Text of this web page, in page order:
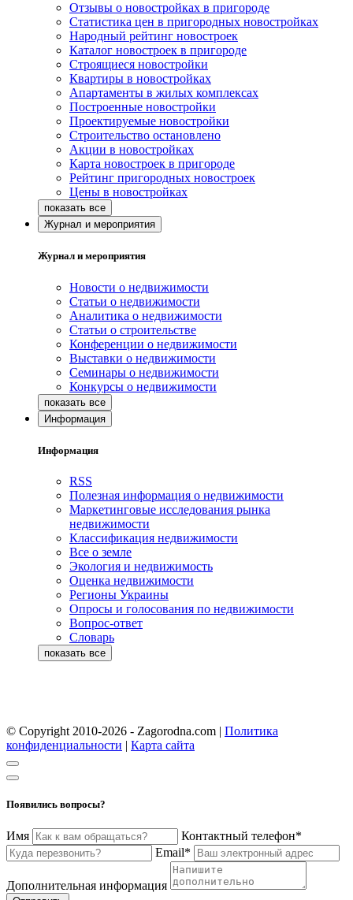
Отзывы о новостройках в пригороде
Статистика цен в пригородных новостройках
Народный рейтинг новостроек
Каталог новостроек в пригороде
Строящиеся новостройки
Квартиры в новостройках
Апартаменты в жилых комплексах
Построенные новостройки
Проектируемые новостройки
Строительство остановлено
Акции в новостройках
Карта новостроек в пригороде
Рейтинг пригородных новостроек
Цены в новостройках
Журнал и мероприятия
Журнал и мероприятия
Новости о недвижимости
Статьи о недвижимости
Аналитика о недвижимости
Статьи о строительстве
Конференции о недвижимости
Выставки о недвижимости
Семинары о недвижимости
Конкурсы о недвижимости
Информация
Информация
RSS
Полезная информация о недвижимости
Маркетинговые исследования рынка
недвижимости
Классификация недвижимости
Все о земле
Экология и недвижимость
Оценка недвижимости
Регионы Украины
Опросы и голосования по недвижимости
Вопрос-ответ
Словарь
© Copyright 2010-2026 - Zagorodna.com | Политика
конфиденциальности | Карта сайта
Появились вопросы?
Имя
Контактный телефон*
Email*
Дополнительная информация